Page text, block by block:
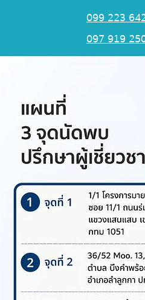
099 223
097 919